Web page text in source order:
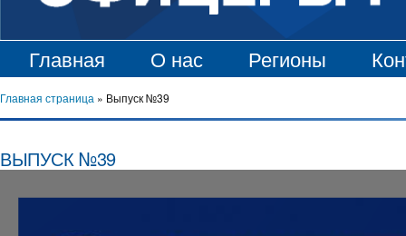
Главная О нас Регионы
Главная страница » Выпуск №39
ВЫПУСК №39